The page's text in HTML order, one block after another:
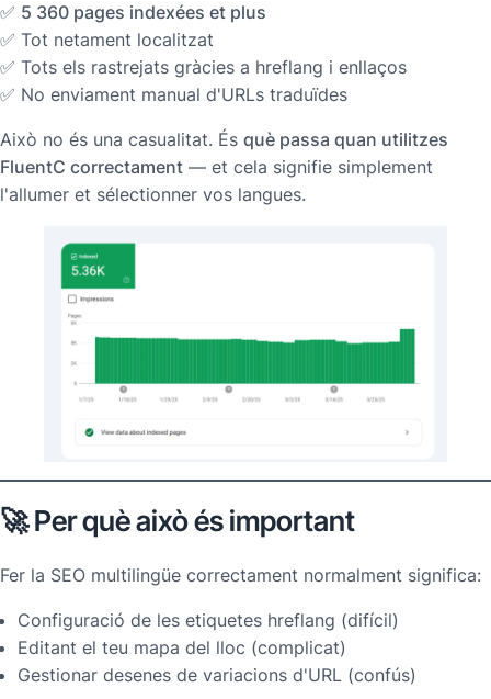
✅ 5 360 pages indexées et plus
✅ Tot netament localitzat
✅ Tots els rastrejats gràcies a hreflang i enllaços
✅ No enviament manual d'URLs traduïdes
Això no és una casualitat. És què passa quan utilitzes
FluentC correctament — et cela signifie simplement
l'allumer et sélectionner vos langues.
🚀 Per què això és important
Fer la SEO multilingüe correctament normalment significa:
Configuració de les etiquetes hreflang (difícil)
Editant el teu mapa del lloc (complicat)
Gestionar desenes de variacions d'URL (confús)